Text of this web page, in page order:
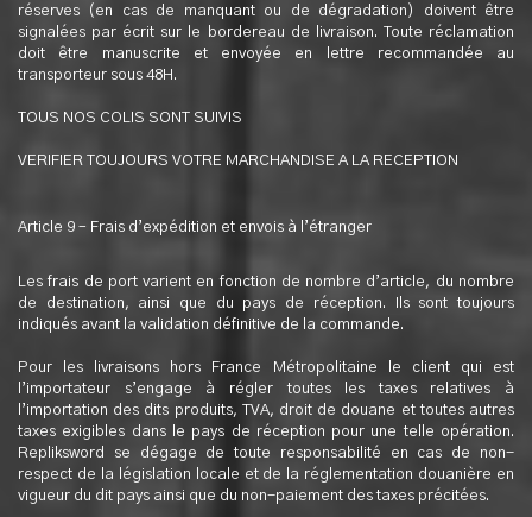
réserves (en cas de manquant ou de dégradation) doivent être
signalées par écrit sur le bordereau de livraison. Toute réclamation
doit être manuscrite et envoyée en lettre recommandée au
transporteur sous 48H.
TOUS NOS COLIS SONT SUIVIS
VERIFIER TOUJOURS VOTRE MARCHANDISE A LA RECEPTION
Article 9 – Frais d’expédition et envois à l’étranger
Les frais de port varient en fonction de nombre d’article, du nombre
de destination, ainsi que du pays de réception. Ils sont toujours
indiqués avant la validation définitive de la commande.
Pour les livraisons hors France Métropolitaine le client qui est
l’importateur s’engage à régler toutes les taxes relatives à
l’importation des dits produits, TVA, droit de douane et toutes autres
taxes exigibles dans le pays de réception pour une telle opération.
Repliksword se dégage de toute responsabilité en cas de non-
respect de la législation locale et de la réglementation douanière en
vigueur du dit pays ainsi que du non-paiement des taxes précitées.